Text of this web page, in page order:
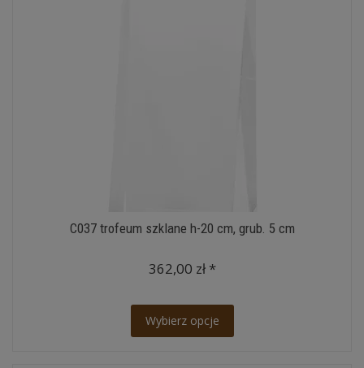
C037 trofeum szklane h-20 cm, grub. 5 cm
362,00 zł *
Wybierz opcje